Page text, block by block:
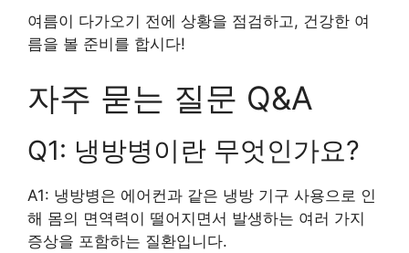
여름이 다가오기 전에 상황을 점검하고, 건강한 여
름을 볼 준비를 합시다!
자주 묻는 질문 Q&A
Q1: 냉방병이란 무엇인가요?
A1: 냉방병은 에어컨과 같은 냉방 기구 사용으로 인
해 몸의 면역력이 떨어지면서 발생하는 여러 가지
증상을 포함하는 질환입니다.